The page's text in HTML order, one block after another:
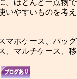
。ほとんど一点物
いやすいものを考
マホケース、バッ
、マルチケース、